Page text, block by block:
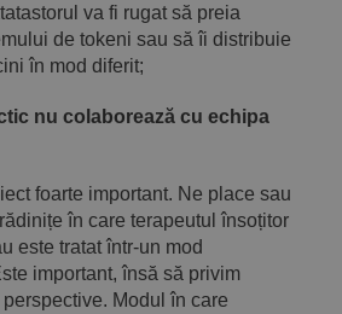
va fi rugat să preia
de tokeni sau să îi distribuie
în mod diferit;
nu colaborează cu echipa
foarte important. Ne place sau
în care terapeutul însoțitor
este tratat într-un mod
important, însă să privim
Modul în care